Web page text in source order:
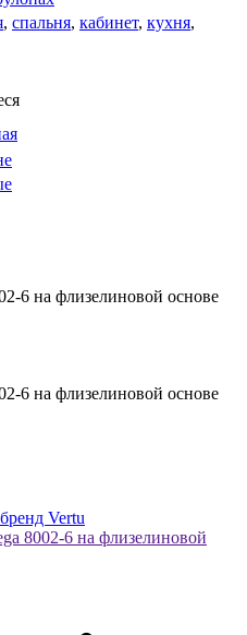
, спальня, кабинет, кухня,
6 на флизелиновой основе
6 на флизелиновой основе
Vertu
8002-6 на флизелиновой